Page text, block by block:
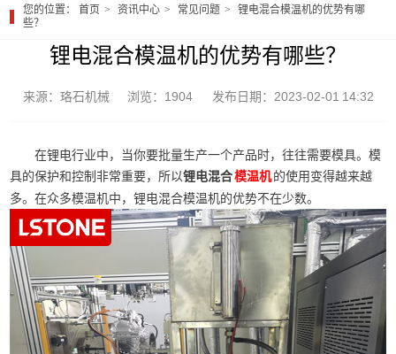
您的位置：首页 资讯中心 常见问题
锂电混合模温机的优势有哪
些？
锂电混合模温机的优势有哪些？
来源：珞石机械 浏览：1904 发布日期：2023-02-01 14:32
在锂电行业中，当你要批量生产一个产品时，往往需要模具。模
具的保护和控制非常重要，所以锂电混合模温机的使用变得越来越
多。在众多模温机中，锂电混合模温机的优势不在少数。